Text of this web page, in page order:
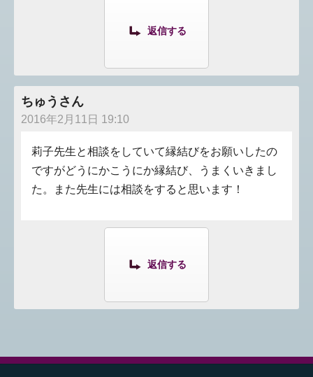
返信する
ちゅうさん
2016年2月11日 19:10
莉子先生と相談をしていて縁結びをお願いしたの
ですがどうにかこうにか縁結び、うまくいきまし
た。また先生には相談をすると思います！
返信する